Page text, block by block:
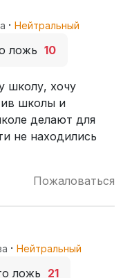
· Нейтральный
ложь 10
школу, хочу
школы и
делают для
не находились
Пожаловаться
· Нейтральный
ложь 21